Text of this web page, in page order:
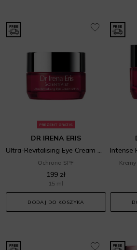
PREZENT GRATIS
DR IRENA ERIS
Ultra-Revitalising Eye Cream SPF 20
Ochrona SPF
199 zł
15 ml
DODAJ DO KOSZYKA